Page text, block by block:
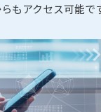
もアクセス可能で